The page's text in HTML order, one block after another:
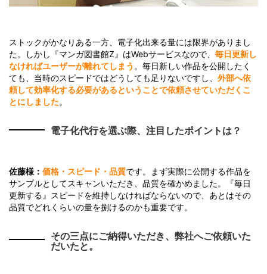
ストックがかなりある一方、電子化出来る量には限界がありまし
た。しかし『マンガ図書館Z』はWebサービスなので、 毎日更新し
なければユーザーが離れてしまう 。毎日新しい作品を公開したく
ても、当時のスピードではどうしても足りないですし、 外部へ依
頼して効率化する必要があるということで依頼させていただくこ
とにしました。
電子化代行を選ぶ際、注目したポイントは？
佐藤様： 価格・スピード・品質です。まず実際に公開する作品を
サンプルとしてスキャンいただき、品質を確かめました。『毎日
更新する』スピードを維持しなければならないので、あとはその
品質でどれくらいの量を捌けるのかも重要です。
その三点にご納得いただき、弊社へご依頼いた
だいたと。